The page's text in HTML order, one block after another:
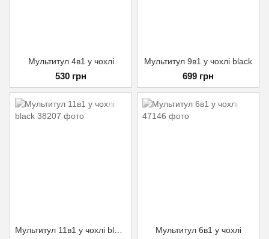
Мультитул 4в1 у чохлі
530 грн
Мультитул 9в1 у чохлі black
699 грн
Мультитул 6в1 у чохлi